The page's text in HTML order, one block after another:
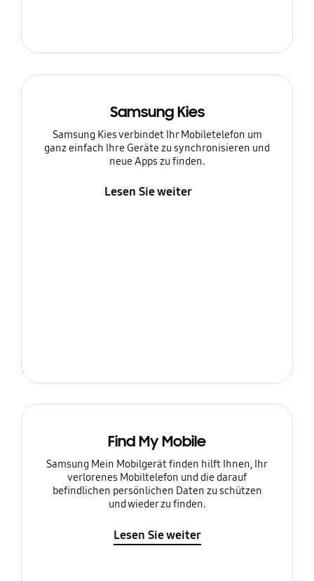
Samsung Kies
Samsung Kies verbindet Ihr Mobiletelefon um
ganz einfach Ihre Geräte zu synchronisieren und
neue Apps zu finden.
Lesen Sie weiter
Find My Mobile
Samsung Mein Mobilgerät finden hilft Ihnen, Ihr
verlorenes Mobiltelefon und die darauf
befindlichen persönlichen Daten zu schützen
und wieder zu finden.
Lesen Sie weiter